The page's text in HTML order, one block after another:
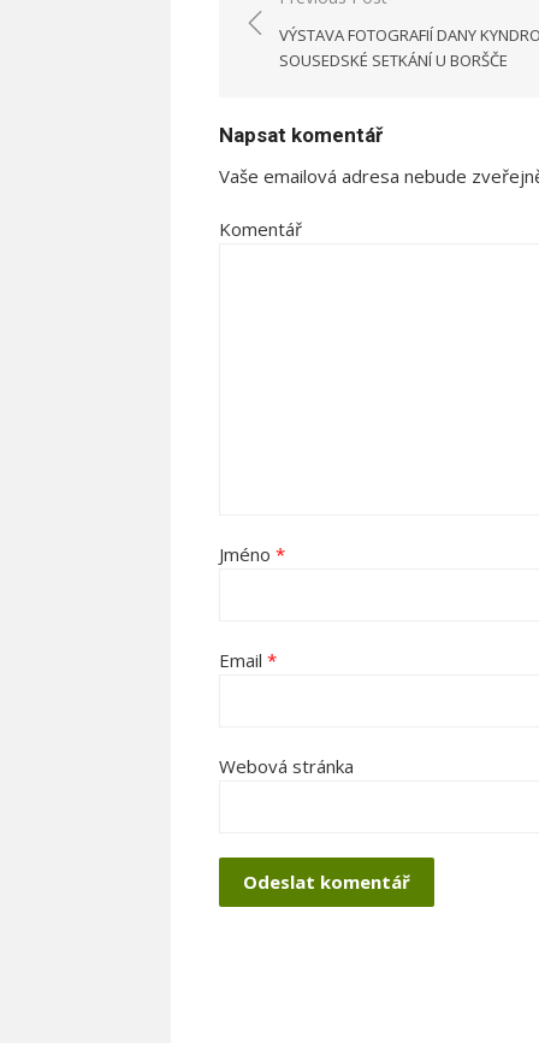
Navigace
pro
VÝSTAVA FOTOGRAFIÍ DANY
SOUSEDSKÉ SETKÁNÍ U BORŠČE
Napsat komentář
Vaše emailová adresa nebude
Komentář
Jméno *
Email *
Webová stránka